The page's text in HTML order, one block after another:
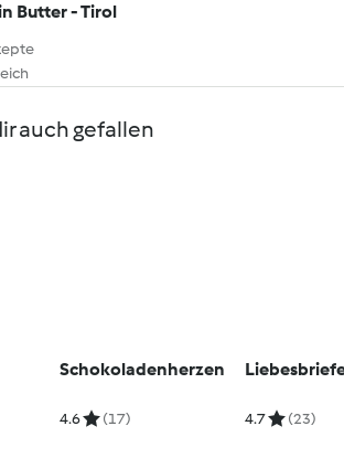
Butter - Tirol
auch gefallen
Schokoladenherzen
4.6 (17) 4.7 (23)